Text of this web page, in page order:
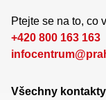
Ptejte se na to, co
+420 800 163 163
Všechny kontakty